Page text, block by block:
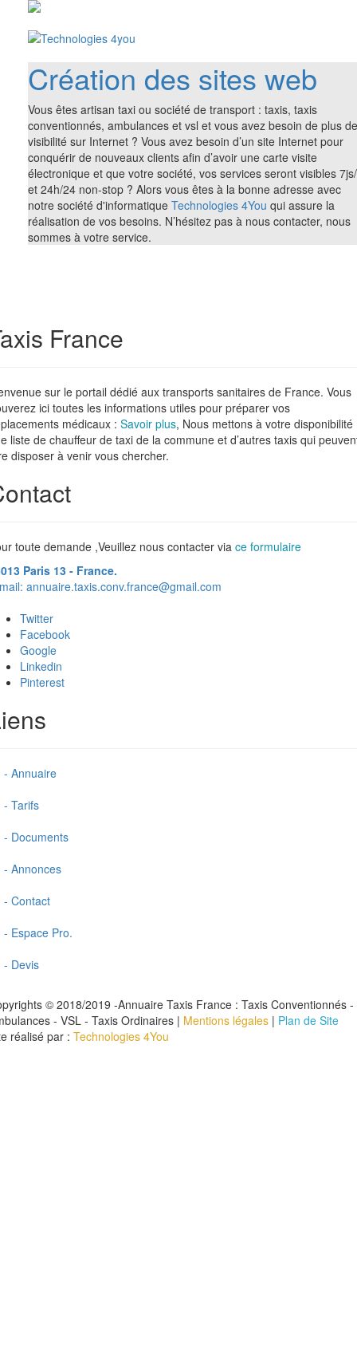
Création des sites web
Vous êtes artisan taxi ou société de transport : taxis, taxis
conventionnés, ambulances et vsl et vous avez besoin de plus de
visibilité sur Internet ? Vous avez besoin d’un site Internet pour
conquérir de nouveaux clients afin d’avoir une carte visite
électronique et que votre société, vos services seront visibles
et 24h/24 non-stop ? Alors vous êtes à la bonne adresse avec
notre société d'informatique Technologies 4You qui assure la
réalisation de vos besoins. N’hésitez pas à nous contacter, nous
sommes à votre service.
France
sur le portail dédié aux transports sanitaires de France. Vous
ici toutes les informations utiles pour préparer vos
médicaux : Savoir plus, Nous mettons à votre disponibilité
liste de chauffeur de taxi de la commune et d’autres taxis qui
disposer à venir vous chercher.
toute demande ,Veuillez nous contacter via ce formulaire
Paris 13 - France.
annuaire.taxis.conv.france@gmail.com
Twitter
Facebook
Google
Linkedin
Pinterest
- Annuaire
- Tarifs
- Documents
- Annonces
- Contact
- Espace Pro.
- Devis
© 2018/2019 -Annuaire Taxis France : Taxis Conventionnés -
- VSL - Taxis Ordinaires | Mentions légales | Plan de Site
réalisé par : Technologies 4You